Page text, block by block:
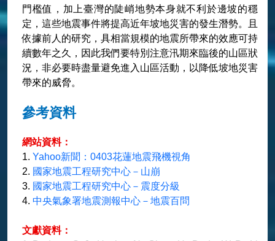
門檻值，加上臺灣的陡峭地勢本身就不利於邊坡的穩
定，這些地震事件將提高近年坡地災害的發生潛勢。且
依據前人的研究，具相當規模的地震所帶來的效應可持
續數年之久，因此我們要特別注意汛期來臨後的山區狀
況，非必要時盡量避免進入山區活動，以降低坡地災害
帶來的威脅。
參考資料
網站資料：
1. Yahoo新聞：0403花蓮地震飛機視角
2. 國家地震工程研究中心－山崩
3. 國家地震工程研究中心－震度分級
4. 中央氣象署地震測報中心－地震百問
文獻資料：